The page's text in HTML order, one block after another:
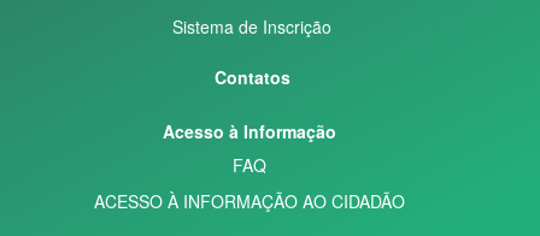
Sistema de Inscrição
Contatos
Acesso à Informação
FAQ
ACESSO À INFORMAÇÃO AO CIDADÃO